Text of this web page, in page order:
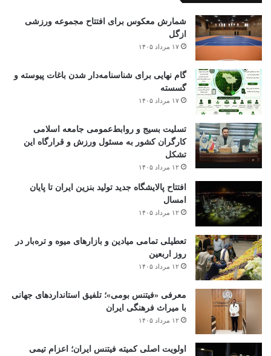
شمارش معکوس برای افتتاح مجموعه ورزشی
ازگل
۱۷ مرداد ۱۴۰۵
گام نهایی برای شناسنامه‌دار شدن باغات پیوسته و
گسسته
۱۷ مرداد ۱۴۰۵
تسلیت بسیج و روابط‌عمومی جامعه اسلامی
کارگران کشور به مسئول ورزش و قرارگاه این
تشکل
۱۲ مرداد ۱۴۰۵
افتتاح ‌پالایشگاه جدید تولید بنزین ایران تا پایان
امسال
۱۲ مرداد ۱۴۰۵
تعطیلی تمامی میادین و بازارهای میوه و تره‌بار در
روز اربعین
۱۲ مرداد ۱۴۰۵
معرفی «فیتنس بومی»؛ تلفیق استانداردهای جهانی
با میراث فرهنگی ایران
۱۲ مرداد ۱۴۰۵
اولویت اصلی کمیته فیتنس ایران؛ اعزام تیمی